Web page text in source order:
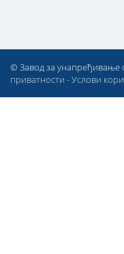
© Завод за унапређивање
приватности -Услови